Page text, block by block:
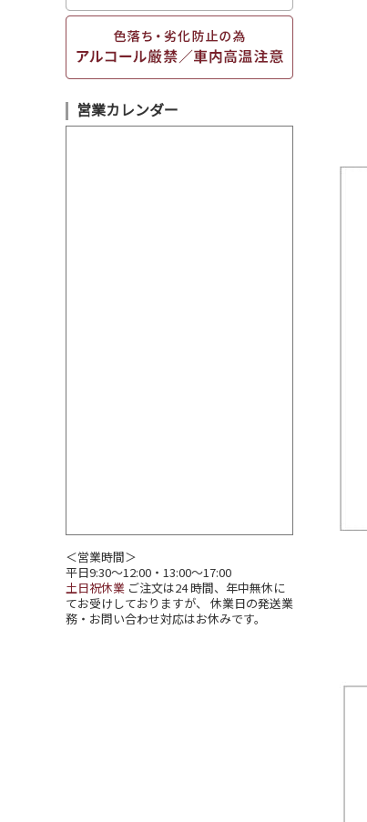
営業カレンダー
＜営業時間＞
平日9:30～12:00・13:00～17:00
土日祝休業 ご注文は24 時間、年中無休に
てお受けしておりますが、 休業日の発送業
務・お問い合わせ対応はお休みです。